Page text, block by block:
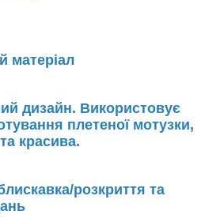
матеріал
дизайн. Використовує
плетеної мотузки,
красива.
розкриття та